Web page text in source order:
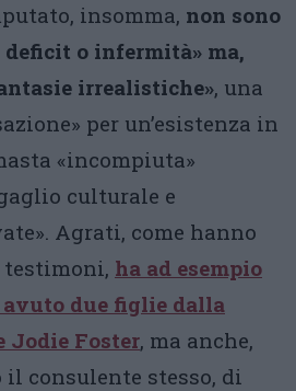
insomma, non sono
o infermità» ma,
irrealistiche», una
per un’esistenza in
«incompiuta»
culturale e
Agrati, come hanno
ha ad esempio
due figlie dalla
Jodie Foster, ma anche,
il consulente stesso, di